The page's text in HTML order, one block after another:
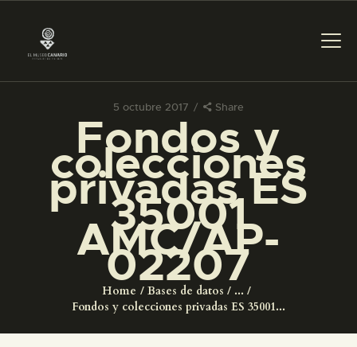
5 octubre 2017 Share
Fondos y
colecciones
privadas ES
35001
AMC/AP-
02207
Home Bases de datos
...
Fondos y colecciones privadas ES 35001...
PREPARAR LA VISITA
ACTIVIDADES
█
EL MUSEO